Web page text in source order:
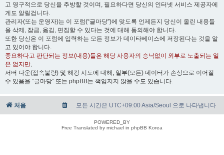
고 영구적으로 당신을 추방할 것이며, 필요하다면 당신의 인터넷 서비스 제공자에
게도 알릴겁니다.
관리자(또는 운영자)는 이 포럼(“글마당”)에 맞도록 언제든지 당신이 올린 내용들
을 삭제, 잠금, 옮김, 편집할 수 있다는 것에 대해 동의해야 합니다.
또한 당신은 이 포럼에 입력하는 모든 정보가 데이타베이스에 저장된다는 것을 알
고 있어야 합니다.
중요하다고 판단되는 정보(내용)들은 해당 사용자의 승낙없이 외부로 노출되는 일
은 없지만,
서버 다운(접속불량) 및 해킹 시도에 대해, 일부(모든) 데이터가 손상으로 이어질
수 있음을 “글마당” 또는 phpBB는 책임지지 않을 수도 있습니다.
처음 모든 시간은 UTC+09:00 Asia/Seoul 으로 나타냅니다
POWERED_BY
Free Translated by michael in phpBB Korea